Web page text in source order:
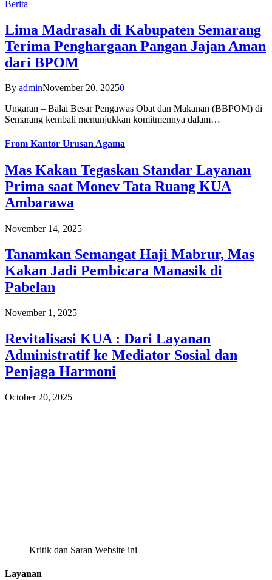
Berita
Lima Madrasah di Kabupaten Semarang
Terima Penghargaan Pangan Jajan Aman
dari BPOM
By adminNovember 20, 20250
Ungaran – Balai Besar Pengawas Obat dan Makanan (BBPOM) di
Semarang kembali menunjukkan komitmennya dalam…
From Kantor Urusan Agama
Mas Kakan Tegaskan Standar Layanan
Prima saat Monev Tata Ruang KUA
Ambarawa
November 14, 2025
Tanamkan Semangat Haji Mabrur, Mas
Kakan Jadi Pembicara Manasik di
Pabelan
November 1, 2025
Revitalisasi KUA : Dari Layanan
Administratif ke Mediator Sosial dan
Penjaga Harmoni
October 20, 2025
Kritik dan Saran Website ini
Layanan